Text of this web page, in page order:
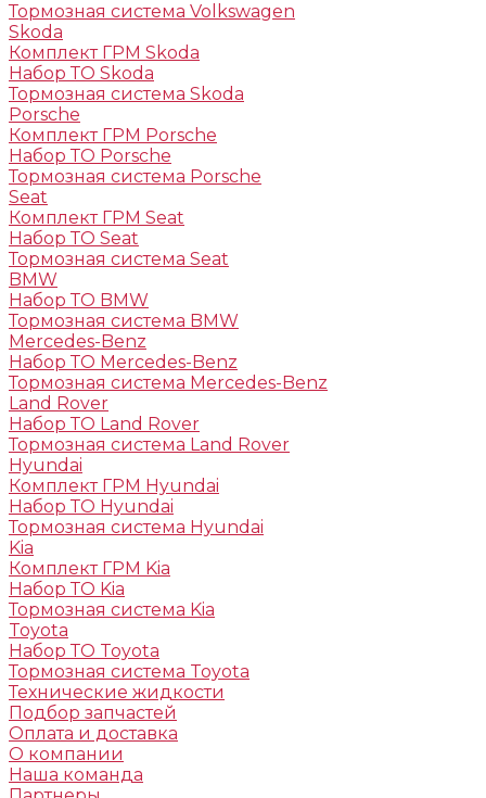
Тормозная система Volkswagen
Skoda
Комплект ГРМ Skoda
Набор ТО Skoda
Тормозная система Skoda
Porsche
Комплект ГРМ Porsche
Набор ТО Porsche
Тормозная система Porsche
Seat
Комплект ГРМ Seat
Набор ТО Seat
Тормозная система Seat
BMW
Набор ТО BMW
Тормозная система BMW
Mercedes-Benz
Набор ТО Mercedes-Benz
Тормозная система Mercedes-Benz
Land Rover
Набор ТО Land Rover
Тормозная система Land Rover
Hyundai
Комплект ГРМ Hyundai
Набор ТО Hyundai
Тормозная система Hyundai
Kia
Комплект ГРМ Kia
Набор ТО Kia
Тормозная система Kia
Toyota
Набор ТО Toyota
Тормозная система Toyota
Технические жидкости
Подбор запчастей
Оплата и доставка
О компании
Наша команда